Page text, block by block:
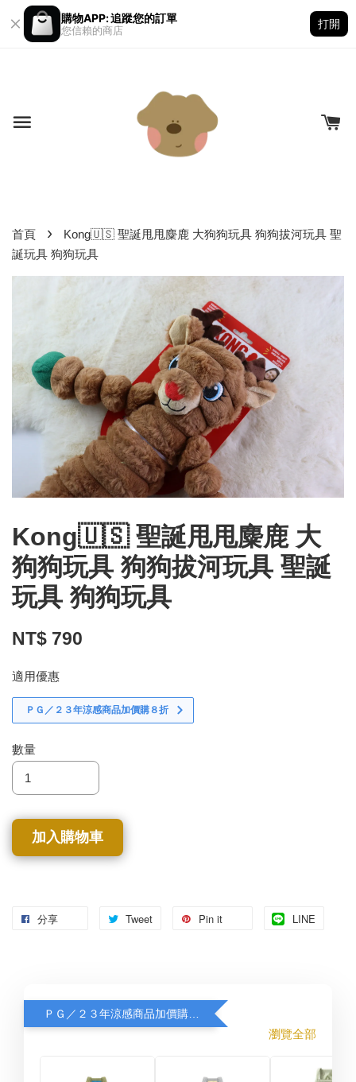
購物APP: 追蹤您的訂單
您信賴的商店
打開
首頁 ›
Kong🇺🇸 聖誕甩甩麋鹿 大狗狗玩具 狗狗拔河玩具 聖
誕玩具 狗狗玩具
Kong🇺🇸 聖誕甩甩麋鹿 大
狗狗玩具 狗狗拔河玩具 聖誕
玩具 狗狗玩具
NT$ 790
適用優惠
ＰＧ／２３年涼感商品加價購８折
數量
加入購物車
分享 Tweet Pin it LINE
瀏覽全部